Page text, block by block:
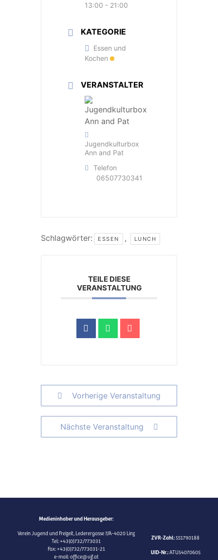
13:00 - 21:00
KATEGORIE
Essen und
Kochen
VERANSTALTER
Jugendkulturbox
Ann and Pat
Telefon
06507730341
Schlagwörter: ESSEN , LUNCH
TEILE DIESE
VERANSTALTUNG
Vorherige Veranstaltung
Nächste Veranstaltung
Medieninhaber und Herausgeber:
Verein Jugend und Freizeit, Lederergasse 7/A-4020 Linz
Tel: +43(0)732/773031
Fax: +43(0)732/773031-21
e-mail: office@vjf.at
ZVR-Zahl: 551790188
UID-Nr.:ATU54070605